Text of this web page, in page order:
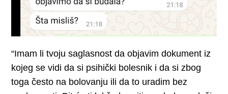
“Imam li tvoju saglasnost da objavim dokument iz
kojeg se vidi da si psihički bolesnik i da si zbog
toga često na bolovanju ili da to uradim bez